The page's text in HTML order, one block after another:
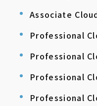
Associate
Professional
Professional
Professional
Professional